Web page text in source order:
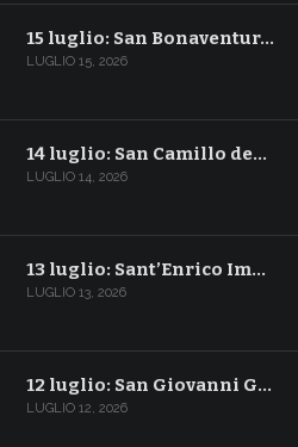
15 luglio: San Bonaventur…
LUGLIO 15, 2026
14 luglio: San Camillo de…
LUGLIO 14, 2026
13 luglio: Sant’Enrico Im…
LUGLIO 13, 2026
12 luglio: San Giovanni G…
LUGLIO 12, 2026